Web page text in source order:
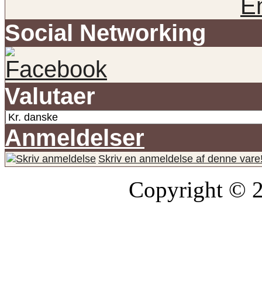
Social Networking
Valutaer
Anmeldelser
Skriv en anmeldelse af denne
Copyright ©